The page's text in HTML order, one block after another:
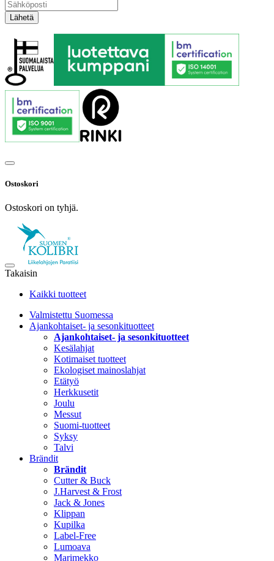
Ostoskori
Ostoskori on tyhjä.
Takaisin
Kaikki tuotteet
Valmistettu Suomessa
Ajankohtaiset- ja sesonkituotteet
Ajankohtaiset- ja sesonkituotteet
Kesälahjat
Kotimaiset tuotteet
Ekologiset mainoslahjat
Etätyö
Herkkusetit
Joulu
Messut
Suomi-tuotteet
Syksy
Talvi
Brändit
Brändit
Cutter & Buck
J.Harvest & Frost
Jack & Jones
Klippan
Kupilka
Label-Free
Lumoava
Marimekko